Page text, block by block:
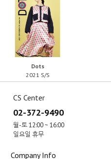
Dots
2021 S/S
CS Center
02-372-9490
월-토 12:00 ~ 16:00
일요일 휴무
Company Info